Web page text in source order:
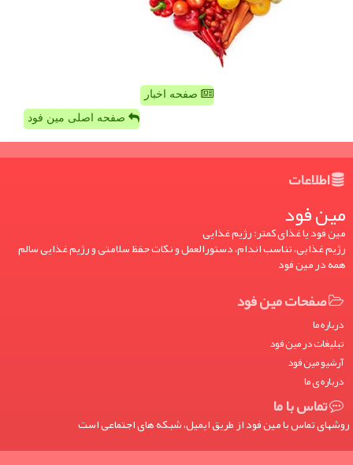
صفحه اخبار
صفحه اصلی مین فود
اطلاعات
مین فود
مین فود یا غذای کمتر: رژیم غذایی
رژیم غذایی، تناسب اندام، دستورالعمل و نکات حفظ سلامتی و رژیم غذایی سالم
همه در مین فود
صفحات مین فود
درباره ما
تبلیغات در مین فود
آرشیو مین فود
درباره ی ما
تماس با ما
روشهای تماس با مین فود از طریق ایمیل، شبکه های اجتماعی است